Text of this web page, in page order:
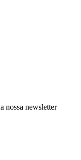
nossa newsletter